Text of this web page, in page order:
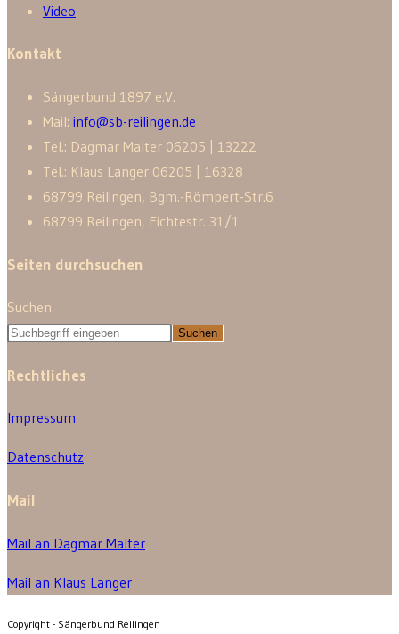
Video
Kontakt
Sänger­bund 1897 e.V.
Mail: info@sb-reilingen.de
Tel.: Dagmar Malter 06205 | 13222
Tel.: Klaus Langer 06205 | 16328
68799 Reilingen, Bgm.-Römpert-Str.6
68799 Reilingen, Fichtestr. 31/1
Seiten durchsuchen
Suchen
Suchen
Rechtliches
Impressum
Datenschutz
Mail
Mail an Dagmar Malter
Mail an Klaus Langer
Copyright - Sängerbund Reilingen